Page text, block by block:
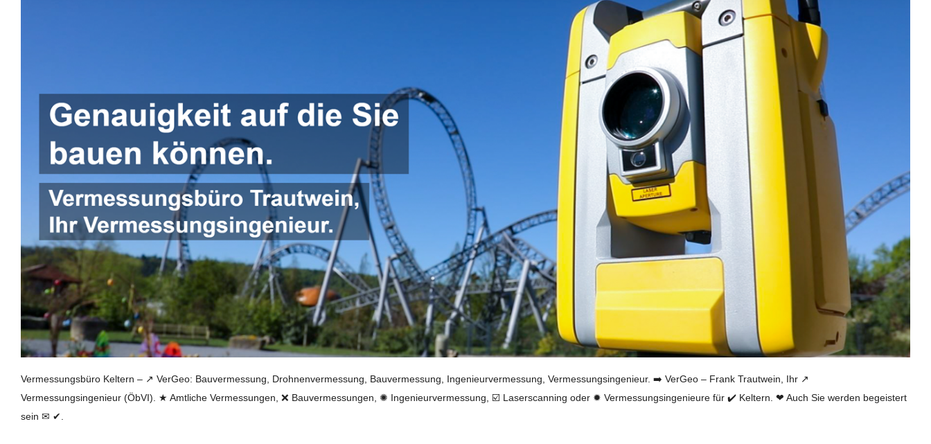
Vermessungsbüro Keltern – ↗️ VerGeo: Bauvermessung, Drohnenvermessung, Bauvermessung, Ingenieurvermessung, Vermessungsingenieur. ➡️ VerGeo – Frank Trautwein, Ihr ↗️
Vermessungsingenieur (ÖbVI). ★ Amtliche Vermessungen, ❌ Bauvermessungen, ✺ Ingenieurvermessung, ☑️ Laserscanning oder ✹ Vermessungsingenieure für ✔️ Keltern. ❤ Auch Sie werden begeistert
sein ✉ ✔.